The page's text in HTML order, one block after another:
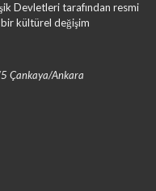
Devletleri tarafından resmi
bir kültürel değişim
Çankaya/Ankara